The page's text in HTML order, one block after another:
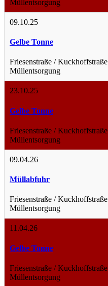
Müllentsorgung
09.10.25
Gelbe Tonne
Friesenstraße / Kuckhoffstraße
Müllentsorgung
23.10.25
Gelbe Tonne
Friesenstraße / Kuckhoffstraße
Müllentsorgung
09.04.26
Müllabfuhr
Friesenstraße / Kuckhoffstraße
Müllentsorgung
11.04.26
Gelbe Tonne
Friesenstraße / Kuckhoffstraße
Müllentsorgung